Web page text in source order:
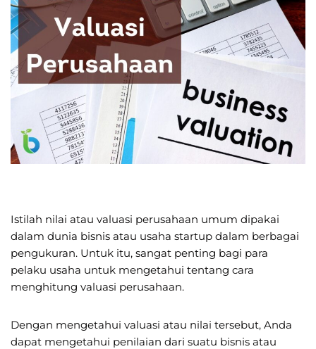
Istilah nilai atau valuasi perusahaan umum dipakai
dalam dunia bisnis atau usaha startup dalam berbagai
pengukuran. Untuk itu, sangat penting bagi para
pelaku usaha untuk mengetahui tentang cara
menghitung valuasi perusahaan.
Dengan mengetahui valuasi atau nilai tersebut, Anda
dapat mengetahui penilaian dari suatu bisnis atau